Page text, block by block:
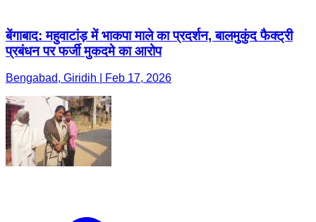
बेंगाबाद: महुवाटांड़ में भाकपा माले का प्रदर्शन, बालमुकुंद फैक्ट्री
प्रबंधन पर फर्जी मुकदमे का आरोप
Bengabad, Giridih | Feb 17, 2026